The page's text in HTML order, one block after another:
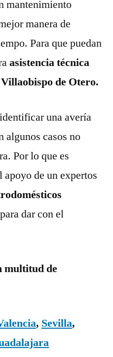
mantenimiento
manera de
Para que puedan
asistencia técnica
de Otero.
una avería
algunos casos no
Por lo que es
de un expertos
para dar con el
multitud de
, Sevilla,